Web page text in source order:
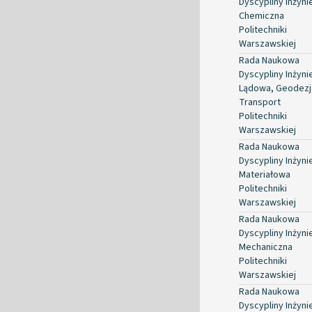
Chemiczna
Politechniki
Warszawskiej
Rada Naukowa
Dyscypliny
Lądowa,
Transport
Politechniki
Warszawskiej
Rada Naukowa
Dyscypliny
Materiałowa
Politechniki
Warszawskiej
Rada Naukowa
Dyscypliny
Mechaniczna
Politechniki
Warszawskiej
Rada Naukowa
Dyscypliny